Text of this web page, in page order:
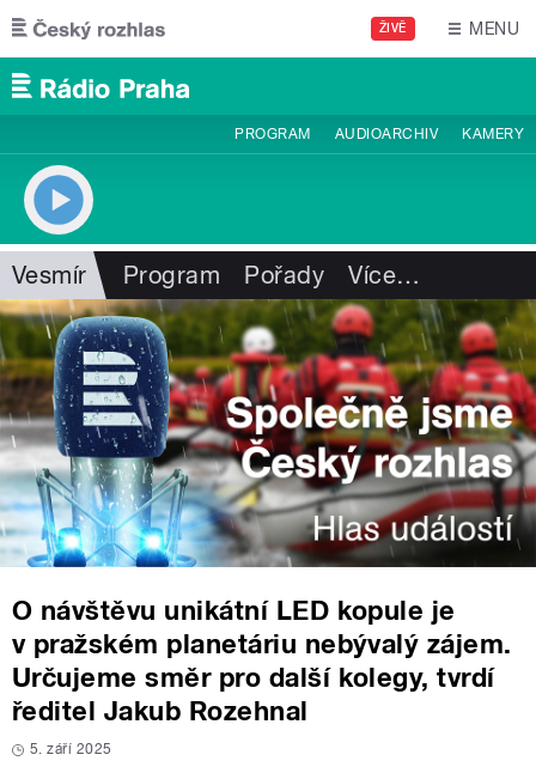
Přejít k hlavnímu obsahu
ŽIVĚ MENU
PROGRAM AUDIOARCHIV KAMERY
Vesmír Program Pořady Více…
O návštěvu unikátní LED kopule je
v pražském planetáriu nebývalý zájem.
Určujeme směr pro další kolegy, tvrdí
ředitel Jakub Rozehnal
5. září 2025